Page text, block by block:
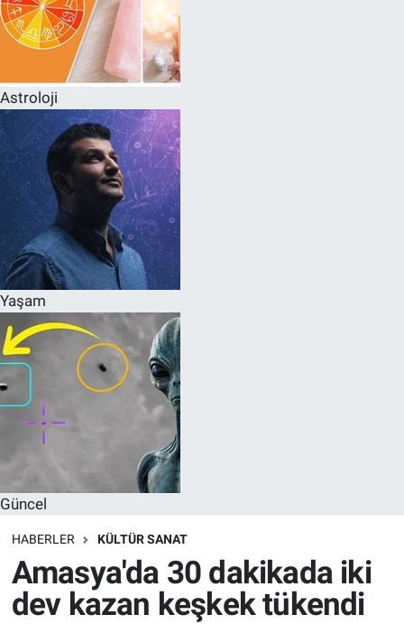
Astroloji
Yaşam
Güncel
HABERLER KÜLTÜR SANAT
Amasya'da 30 dakikada iki
dev kazan keşkek tükendi